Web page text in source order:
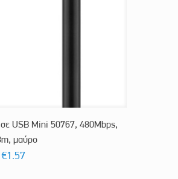
USB Mini 50767, 480Mbps,
μαύρο
€1.57